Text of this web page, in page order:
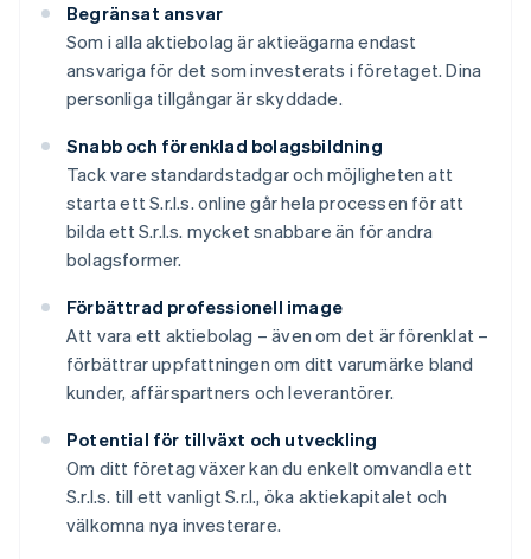
Begränsat ansvar
Som i alla aktiebolag är aktieägarna endast
ansvariga för det som investerats i företaget. Dina
personliga tillgångar är skyddade.
Snabb och förenklad bolagsbildning
Tack vare standardstadgar och möjligheten att
starta ett S.r.l.s. online går hela processen för att
bilda ett S.r.l.s. mycket snabbare än för andra
bolagsformer.
Förbättrad professionell image
Att vara ett aktiebolag – även om det är förenklat –
förbättrar uppfattningen om ditt varumärke bland
kunder, affärspartners och leverantörer.
Potential för tillväxt och utveckling
Om ditt företag växer kan du enkelt omvandla ett
S.r.l.s. till ett vanligt S.r.l., öka aktiekapitalet och
välkomna nya investerare.